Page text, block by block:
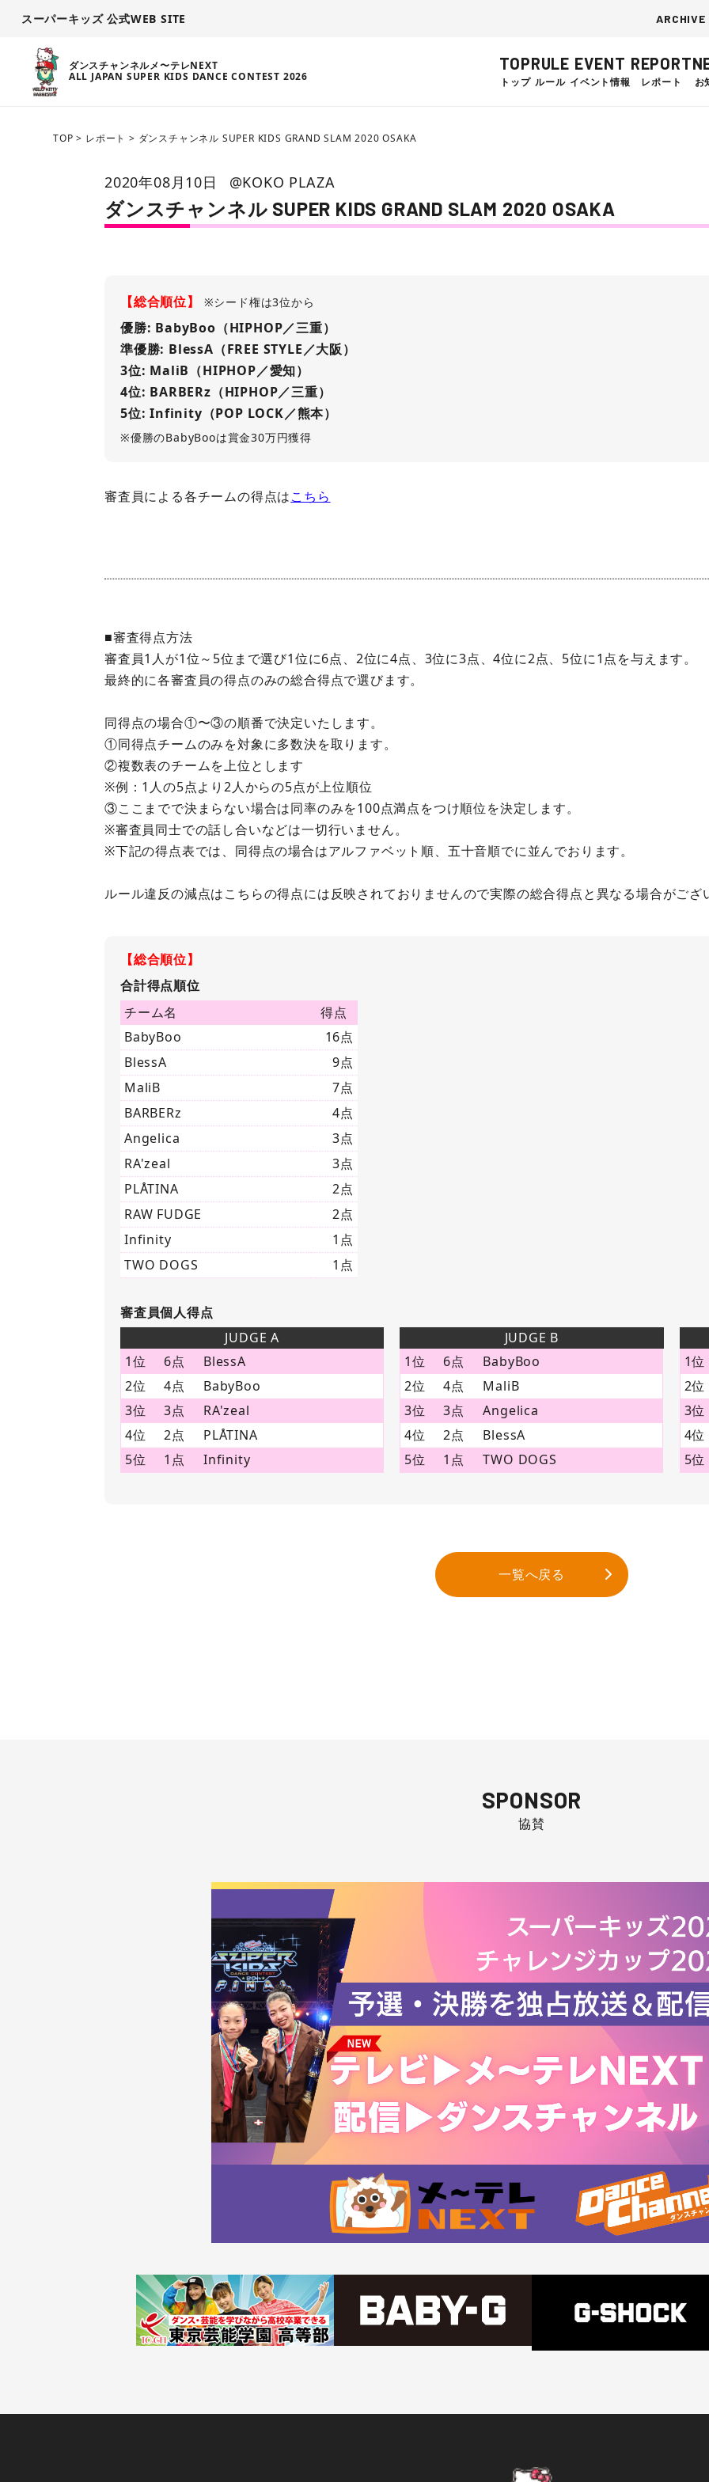
スーパーキッズ 公式WEB SITE ARCHIVE
ダンスチャンネルメ〜テレNEXT
ALL JAPAN SUPER KIDS DANCE CONTEST 2026
TOP
トップ
RULE
ルール
EVENT
イベント情報
REPORT
レポート お
TOP > レポート > ダンスチャンネル SUPER KIDS GRAND SLAM 2020 OSAKA
2020年08月10日 @KOKO PLAZA
ダンスチャンネル SUPER KIDS GRAND SLAM 2020 OSAKA
【総合順位】 ※シード権は3位から
優勝: BabyBoo（HIPHOP／三重）
準優勝: BlessA（FREE STYLE／大阪）
3位: MaliB（HIPHOP／愛知）
4位: BARBERz（HIPHOP／三重）
5位: Infinity（POP LOCK／熊本）
※優勝のBabyBooは賞金30万円獲得
審査員による各チームの得点はこちら
■審査得点方法
審査員1人が1位～5位まで選び1位に6点、2位に4点、3位に3点、4位に2点、5位に1点を与えます。
最終的に各審査員の得点のみの総合得点で選びます。
同得点の場合①〜③の順番で決定いたします。
①同得点チームのみを対象に多数決を取ります。
②複数表のチームを上位とします
※例：1人の5点より2人からの5点が上位順位
③ここまでで決まらない場合は同率のみを100点満点をつけ順位を決定します。
※審査員同士での話し合いなどは一切行いません。
※下記の得点表では、同得点の場合はアルファベット順、五十音順でに並んでおります。
ルール違反の減点はこちらの得点には反映されておりませんので実際の総合得点と異なる場合がござ
【総合順位】
合計得点順位
チーム名
得点
BabyBoo
16点
BlessA
9点
MaliB
7点
BARBERz
4点
Angelica
3点
RA'zeal
3点
PLÅTINA
2点
RAW FUDGE
2点
Infinity
1点
TWO DOGS
1点
審査員個人得点
JUDGE A
1位
6点
BlessA
2位
4点
BabyBoo
3位
3点
RA'zeal
4位
2点
PLÅTINA
5位
1点 Infinity
JUDGE B
1位
6点
BabyBoo
2位
4点
MaliB
3位
3点
Angelica
4位
2点
BlessA
5位
1点 TWO DOGS
1位
2位
3位
4位
5位
一覧へ戻る
SPONSOR
協賛